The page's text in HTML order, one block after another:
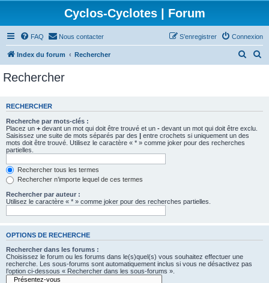
Cyclos-Cyclotes | Forum
FAQ Nous contacter Connexion
S’enregistrer
Index du forum Rechercher
e
e
r
c
Rechercher
RECHERCHER
Recherche par mots-clés :
Placez un + devant un mot qui doit être trouvé et un - devant un mot qui doit être exclu.
Saisissez une suite de mots séparés par des | entre crochets si uniquement un des
mots doit être trouvé. Utilisez le caractère « * » comme joker pour des recherches
partielles.
Rechercher tous les termes
Rechercher n’importe lequel de ces termes
Rechercher par auteur :
Utilisez le caractère « * » comme joker pour des recherches partielles.
OPTIONS DE RECHERCHE
Rechercher dans les forums :
Choisissez le forum ou les forums dans le(s)quel(s) vous souhaitez effectuer une
recherche. Les sous-forums sont automatiquement inclus si vous ne désactivez pas
l’option ci-dessous « Rechercher dans les sous-forums ».